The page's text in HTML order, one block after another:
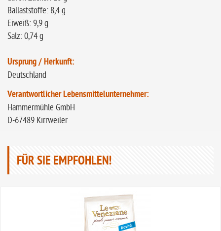
Ballaststoffe: 8,4 g
Eiweiß: 9,9 g
Salz: 0,74 g
Ursprung / Herkunft:
Deutschland
Verantwortlicher Lebensmittelunternehmer:
Hammermühle GmbH
D-67489 Kirrweiler
FÜR SIE EMPFOHLEN!